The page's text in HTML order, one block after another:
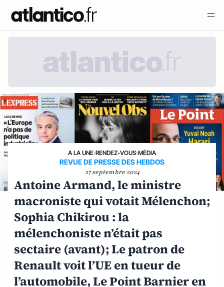
A LA UNE›RENDEZ-VOUS›MÉDIA
REVUE DE PRESSE DES HEBDOS
27 septembre 2024
Antoine Armand, le ministre
macroniste qui votait Mélenchon;
Sophia Chikirou : la
mélenchoniste n’était pas
sectaire (avant); Le patron de
Renault voit l’UE en tueur de
l’automobile, Le Point Barnier en